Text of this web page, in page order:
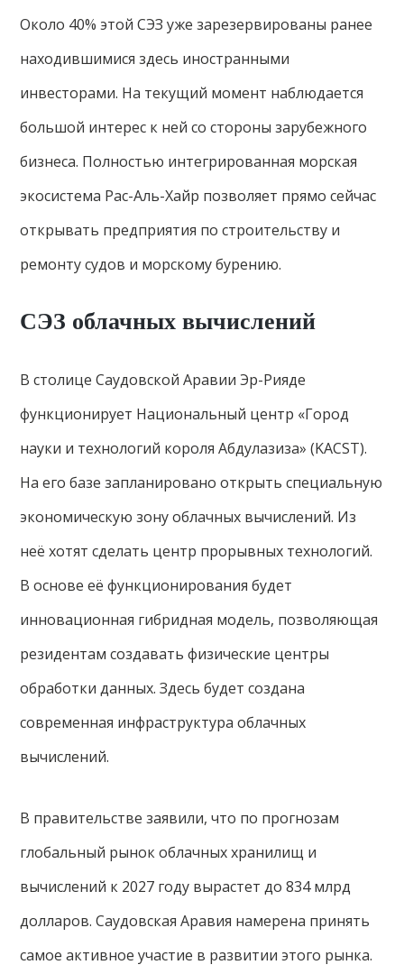
Около 40% этой СЭЗ уже зарезервированы ранее
находившимися здесь иностранными
инвесторами. На текущий момент наблюдается
большой интерес к ней со стороны зарубежного
бизнеса. Полностью интегрированная морская
экосистема Рас-Аль-Хайр позволяет прямо сейчас
открывать предприятия по строительству и
ремонту судов и морскому бурению.
СЭЗ облачных вычислений
В столице Саудовской Аравии Эр-Рияде
функционирует Национальный центр «Город
науки и технологий короля Абдулазиза» (KACST).
На его базе запланировано открыть специальную
экономическую зону облачных вычислений. Из
неё хотят сделать центр прорывных технологий.
В основе её функционирования будет
инновационная гибридная модель, позволяющая
резидентам создавать физические центры
обработки данных. Здесь будет создана
современная инфраструктура облачных
вычислений.
В правительстве заявили, что по прогнозам
глобальный рынок облачных хранилищ и
вычислений к 2027 году вырастет до 834 млрд
долларов. Саудовская Аравия намерена принять
самое активное участие в развитии этого рынка.